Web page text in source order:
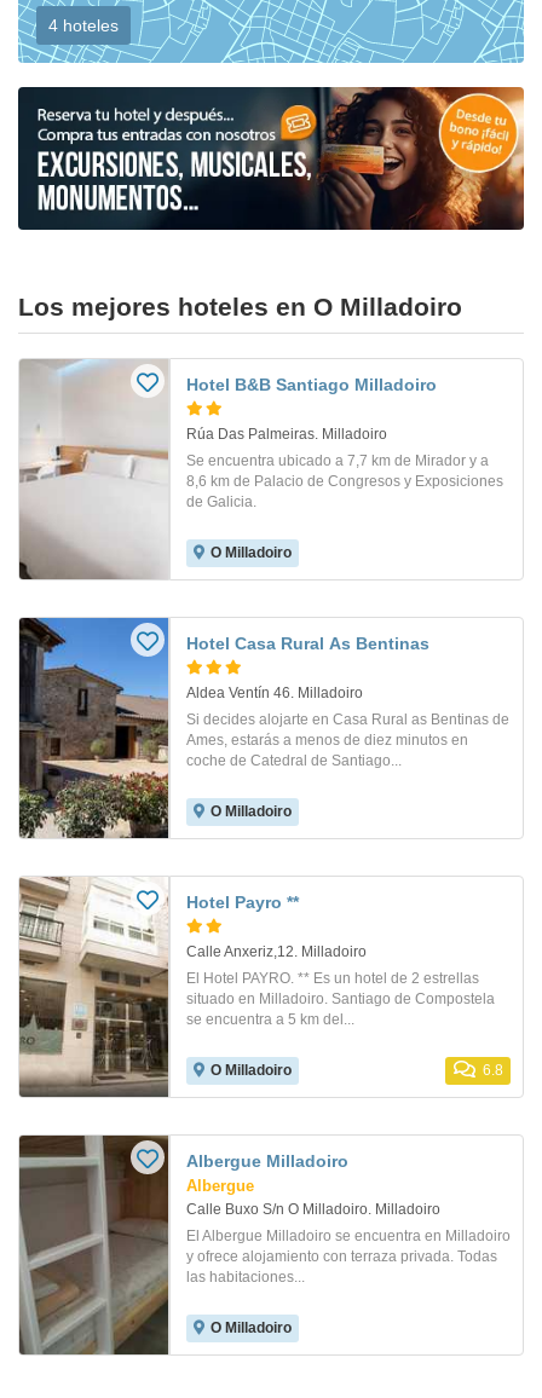
4 hoteles
Los mejores hoteles en O Milladoiro
Hotel B&B Santiago Milladoiro
Rúa Das Palmeiras. Milladoiro
Se encuentra ubicado a 7,7 km de Mirador y a
8,6 km de Palacio de Congresos y Exposiciones
de Galicia.
O Milladoiro
Hotel Casa Rural As Bentinas
Aldea Ventín 46. Milladoiro
Si decides alojarte en Casa Rural as Bentinas de
Ames, estarás a menos de diez minutos en
coche de Catedral de Santiago...
O Milladoiro
Hotel Payro **
Calle Anxeriz,12. Milladoiro
El Hotel PAYRO. ** Es un hotel de 2 estrellas
situado en Milladoiro. Santiago de Compostela
se encuentra a 5 km del...
O Milladoiro 6.8
Albergue Milladoiro
Albergue
Calle Buxo S/n O Milladoiro. Milladoiro
El Albergue Milladoiro se encuentra en Milladoiro
y ofrece alojamiento con terraza privada. Todas
las habitaciones...
O Milladoiro